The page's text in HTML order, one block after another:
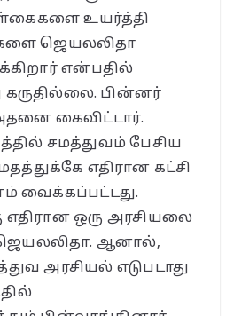
உயர்த்தி
ஜெயலலிதா
என்பதில்
கருதில்லை. பின்னர்
கைவிட்டார்.
சமத்துவம் பேசிய
எதிரான கட்சி
வைக்கப்பட்டது.
ஒரு அரசியலை
ஆனால்,
அரசியல் எடுபடாது